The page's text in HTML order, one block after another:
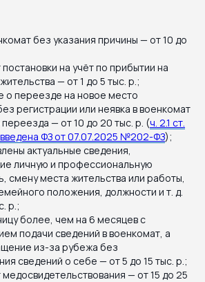
без указания причины — от 10 до
на учёт по прибытии на
— от 1 до 5 тыс. р.;
о переезде на новое место
регистрации или неявка в военкомат
— от 10 до 20 тыс. р. (ч. 2.1 ст.
ФЗ от 07.07.2025 №202-ФЗ);
актуальные сведения,
личную и профессиональную
смену места жительства или работы,
положения, должности и т. д.
р.;
более, чем на 6 месяцев с
подачи сведений в военкомат, а
из-за рубежа без
сведений о себе — от 5 до 15 тыс. р.;
— от 15 до 25